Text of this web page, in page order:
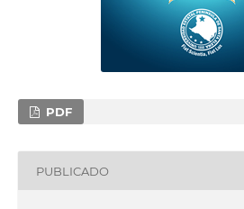
PDF
PUBLICADO